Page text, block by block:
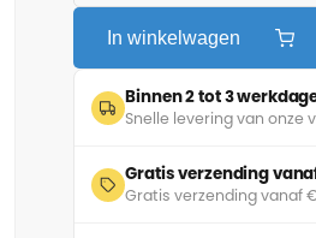
In winkelwagen
Binnen 2 tot 3
Snelle levering van onze
Gratis verzending
Gratis verzending vanaf